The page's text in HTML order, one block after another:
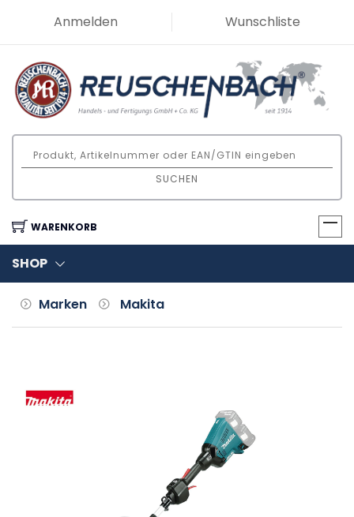
Anmelden Wunschliste
SUCHEN
WARENKORB
SHOP
Marken Makita